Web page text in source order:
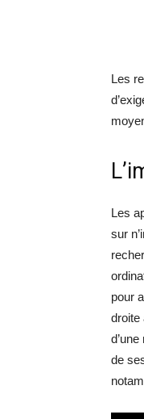
Les
Les
sur
pour
droite
de